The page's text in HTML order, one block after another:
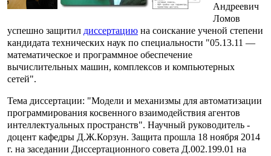
Андреевич
Ломов
успешно защитил диссертацию на соискание ученой степени
кандидата технических наук по специальности "05.13.11 —
математическое и программное обеспечение
вычислительных машин, комплексов и компьютерных
сетей".
Тема диссертации: "Модели и механизмы для автоматизации
программирования косвенного взаимодействия агентов
интеллектуальных пространств". Научный руководитель -
доцент кафедры Д.Ж.Корзун. Защита прошла 18 ноября 2014
г. на заседании Диссертационного совета Д.002.199.01 на